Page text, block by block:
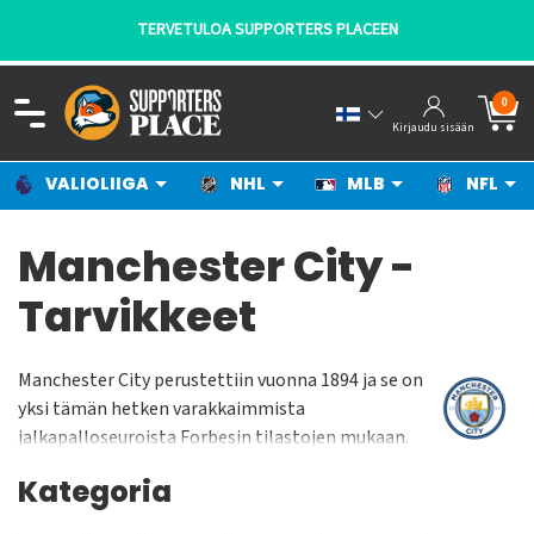
- KANNATTAJILTA KANNATTAJILLE!
Kirjaudu sisään
0
VALIOLIIGA NHL MLB NFL
Manchester City -
Tarvikkeet
Manchester City perustettiin vuonna 1894 ja se on
yksi tämän hetken varakkaimmista
jalkapalloseuroista Forbesin tilastojen mukaan.
Etihad Stadiumilla jonne se muutti entiseltä
Kategoria